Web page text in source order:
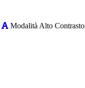
Modalità Alto Contrasto